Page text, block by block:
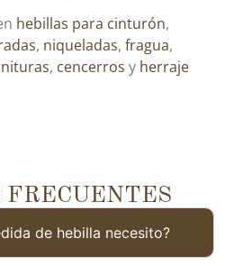
hebillas para cinturón,
, niqueladas,fragua,
, cencerros y herraje
FRECUENTES
de hebilla necesito?